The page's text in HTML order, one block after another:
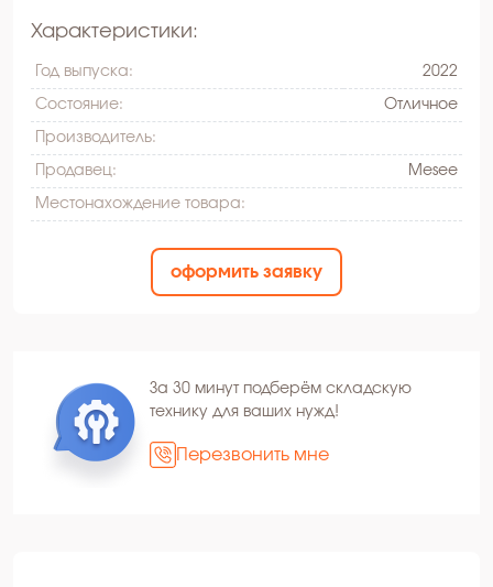
Характеристики:
Год выпуска: 2022
Состояние: Oтличное
Производитель:
Продавец: Mesee
Местонахождение товара:
оформить заявку
За 30 минут подберём складскую
технику для ваших нужд!
Перезвонить мне